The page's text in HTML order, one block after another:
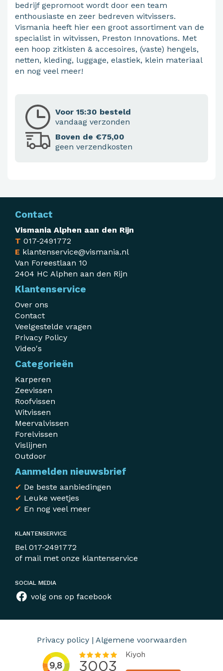
bedrijf gepromoot wordt door een team
enthousiaste en zeer bedreven witvissers.
Vismania heeft hier een groot assortiment van de
specialist in witvissen, Preston Innovations. Met
een hoop zitkisten & accesoires, (vaste) hengels,
netten, kleding, luggage, elastiek, klein materiaal
en nog veel meer!
Voor 15:30 besteld
vandaag verzonden
Boven de €75,00
geen verzendkosten
Contact
Vismania Alphen aan den Rijn
T 017-2491772
E klantenservice@vismania.nl
Van Foreestlaan 10
2404 HC Alphen aan den Rijn
Klantenservice
Over ons
Contact
Veelgestelde vragen
Privacy Policy
Video's
Categorieën
Karperen
Zeevissen
Roofvissen
Witvissen
Meervalvissen
Forelvissen
Vislijnen
Outdoor
Aanmelden nieuwsbrief
✔ De beste aanbiedingen
✔ Leuke weetjes
✔ En nog veel meer
KLANTENSERVICE
Bel 017-2491772
of mail met onze klantenservice
SOCIAL MEDIA
volg ons op facebook
Privacy policy| Algemene voorwaarden